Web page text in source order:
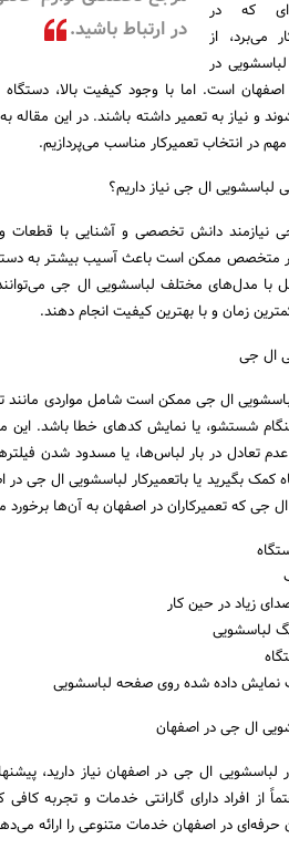
در ارتباط باشید.
که در
می‌برد، از
در
اصفهان است. اما با وجود کیفیت بالا،
و نیاز به تعمیر داشته باشند. در این مقاله
در انتخاب تعمیرکار مناسب می‌پردازیم.
لباسشویی ال جی نیاز داریم؟
نیازمند دانش تخصصی و آشنایی با قطعات
غیر متخصص ممکن است باعث آسیب بیشتر به
با مدل‌های مختلف لباسشویی ال جی
زمان و با بهترین کیفیت انجام دهند.
ال جی
ال جی ممکن است شامل مواردی مانند
شستشو، یا نمایش کدهای خطا باشد. این
عدم تعادل در بار لباس‌ها، یا مسدود شدن
کمک بگیرید یا باتعمیرکار لباسشویی ال جی
جی که تعمیرکاران در اصفهان به آن‌ها برخورد
زیاد در حین کار
لباسشویی
نمایش داده شده روی صفحه لباسشویی
ال جی در اصفهان
لباسشویی ال جی در اصفهان نیاز دارید،
از افراد دارای گارانتی خدمات و تجربه
حرفه‌ای در اصفهان خدمات متنوعی را ارائه